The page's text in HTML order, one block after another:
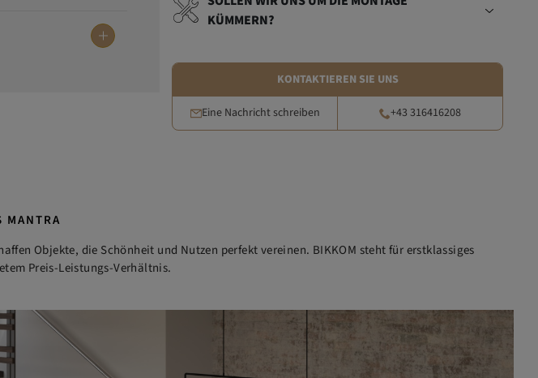
KÜMMERN?
KONTAKTIEREN SIE UNS
Eine Nachricht schreiben +43 316416208
MANTRA
Objekte, die Schönheit und Nutzen perfekt vereinen. BIKKOM steht für erstklassiges
Preis-Leistungs-Verhältnis.